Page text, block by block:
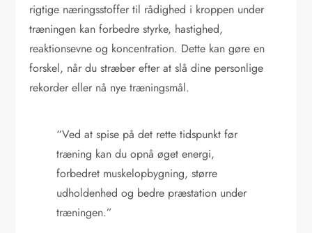
rigtige næringsstoffer til rådighed i kroppen under
træningen kan forbedre styrke, hastighed,
reaktionsevne og koncentration. Dette kan gøre en
forskel, når du stræber efter at slå dine personlige
rekorder eller nå nye træningsmål.
“Ved at spise på det rette tidspunkt før
træning kan du opnå øget energi,
forbedret muskelopbygning, større
udholdenhed og bedre præstation under
træningen.”